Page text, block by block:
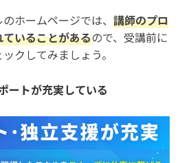
ホームページでは、 講師のプロ
いることがあるので、受講前に
クしてみましょう。
ートが充実している